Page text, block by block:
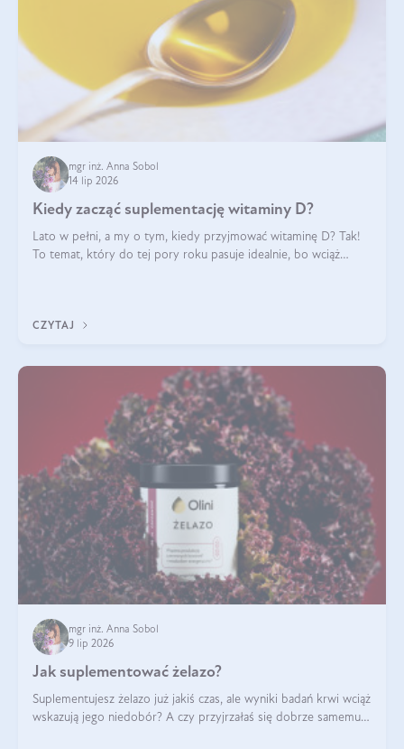
mgr inż. Anna Sobol
14 lip 2026
Kiedy zacząć suplementację witaminy D?
Lato w pełni, a my o tym, kiedy przyjmować witaminę D? Tak!
To temat, który do tej pory roku pasuje idealnie, bo wciąż
CZYTAJ
mgr inż. Anna Sobol
9 lip 2026
Jak suplementować żelazo?
Suplementujesz żelazo już jakiś czas, ale wyniki badań krwi wciąż
wskazują jego niedobór? A czy przyjrzałaś się dobrze samemu